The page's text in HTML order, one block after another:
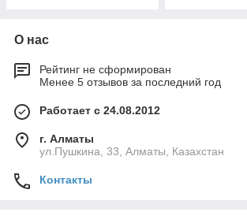
О нас
Рейтинг не сформирован
Менее 5 отзывов за последний год
Работает с 24.08.2012
г. Алматы
ул.Пушкина, 33, Алматы, Казахстан
Контакты